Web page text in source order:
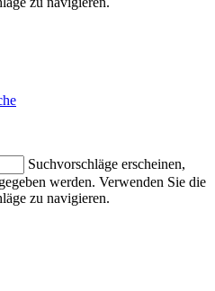
Suchvorschläge erscheinen,
werden. Verwenden Sie die
zu navigieren.